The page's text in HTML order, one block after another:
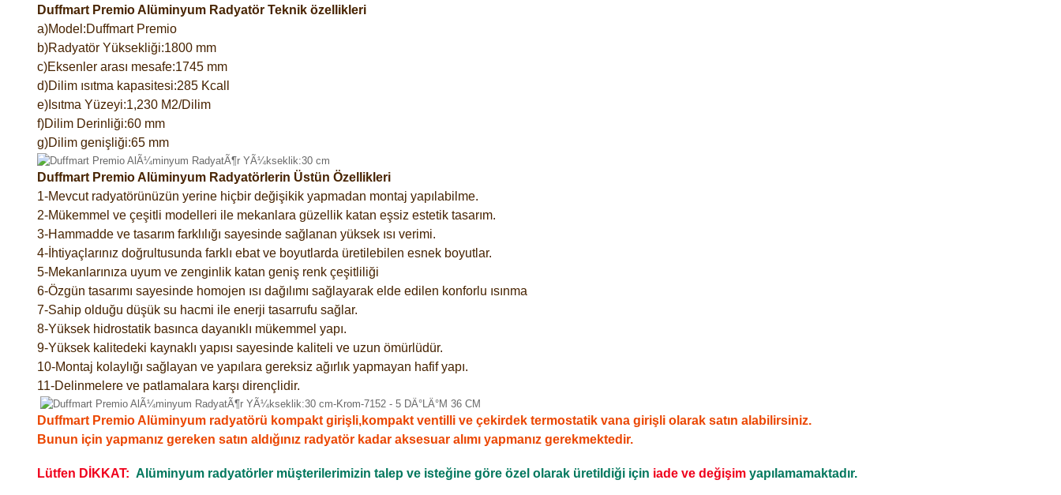
Duffmart Premio Alüminyum Radyatör Teknik özellikleri
a)Model:Duffmart Premio
b)Radyatör Yüksekliği:1800 mm
c)Eksenler arası mesafe:1745 mm
d)Dilim ısıtma kapasitesi:285 Kcall
e)Isıtma Yüzeyi:1,230 M2/Dilim
f)Dilim Derinliği:60 mm
g)Dilim genişliği:65 mm
Duffmart Premio Alüminyum Radyatörlerin Üstün Özellikleri
1-Mevcut radyatörünüzün yerine hiçbir değişikik yapmadan montaj yapılabilme.
2-Mükemmel ve çeşitli modelleri ile mekanlara güzellik katan eşsiz estetik tasarım.
3-Hammadde ve tasarım farklılığı sayesinde sağlanan yüksek ısı verimi.
4-İhtiyaçlarınız doğrultusunda farklı ebat ve boyutlarda üretilebilen esnek boyutlar.
5-Mekanlarınıza uyum ve zenginlik katan geniş renk çeşitliliği
6-Özgün tasarımı sayesinde homojen ısı dağılımı sağlayarak elde edilen konforlu ısınma
7-Sahip olduğu düşük su hacmi ile enerji tasarrufu sağlar.
8-Yüksek hidrostatik basınca dayanıklı mükemmel yapı.
9-Yüksek kalitedeki kaynaklı yapısı sayesinde kaliteli ve uzun ömürlüdür.
10-Montaj kolaylığı sağlayan ve yapılara gereksiz ağırlık yapmayan hafif yapı.
11-Delinmelere ve patlamalara karşı dirençlidir.
Duffmart Premio Alüminyum radyatörü kompakt girişli,kompakt ventilli ve çekirdek termostatik vana girişli olarak satın alabilirsiniz.
Bunun için yapmanız gereken satın aldığınız radyatör kadar aksesuar alımı yapmanız gerekmektedir.
Lütfen DİKKAT: Alüminyum radyatörler müşterilerimizin talep ve isteğine göre özel olarak üretildiği için iade ve değişim yapılamamaktadır.